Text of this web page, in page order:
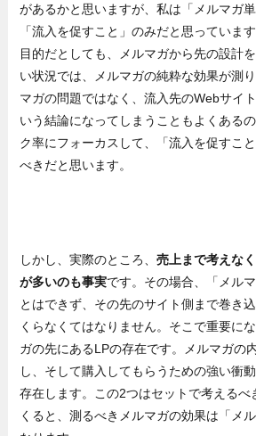
があるかと思いますが、私は「メルマガ
「流入を促すこと」のみだと思っていま
目的だとしても、メルマガから先の設計
い状況では、メルマガの純粋な効果が測
マガの問題ではなく、流入先のWebサイ
いう結論になってしまうこともよくある
ク率にフォーカスして、「流入を促すこ
べきだと思います。
しかし、実際のところ、売上まで考えな
が多いのも事実です。その場合、「メル
とはできず、その先のサイト側まで巻き
くらなくてはなりません。そこで重要に
ガの先にあるLPの存在です。メルマガの
し、そして購入してもらうための強い衝
存在します。この2つはセットで考えるべ
くると、測るべきメルマガの効果は「メ